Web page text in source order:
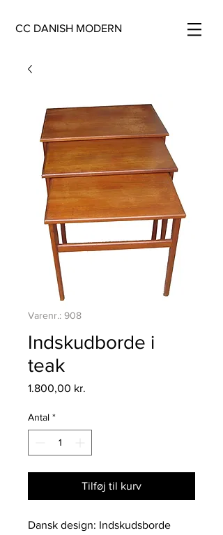
CC DANISH MODERN
Varenr.: 908
Indskudborde i
teak
1.800,00 kr.
Antal *
Tilføj til kurv
Dansk design: Indskudsborde